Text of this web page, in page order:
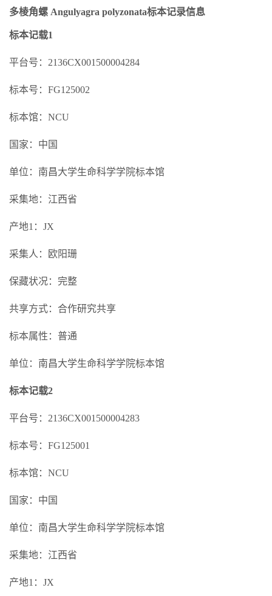
多棱角螺 Angulyagra polyzonata标本记录信息
标本记载1
平台号：2136CX001500004284
标本号：FG125002
标本馆：NCU
国家：中国
单位：南昌大学生命科学学院标本馆
采集地：江西省
产地1：JX
采集人：欧阳珊
保藏状况：完整
共享方式：合作研究共享
标本属性：普通
单位：南昌大学生命科学学院标本馆
标本记载2
平台号：2136CX001500004283
标本号：FG125001
标本馆：NCU
国家：中国
单位：南昌大学生命科学学院标本馆
采集地：江西省
产地1：JX